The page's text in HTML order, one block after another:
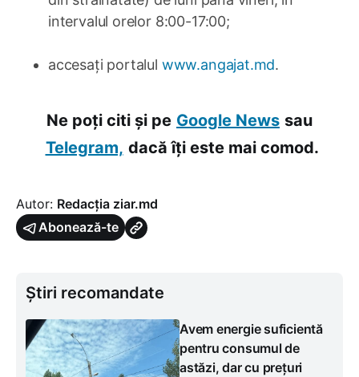
intervalul orelor 8:00-17:00;
accesați portalul www.angajat.md.
Ne poți citi și pe Google News sau
Telegram, dacă îți este mai comod.
Autor: Redacția ziar.md
Abonează-te
Știri recomandate
Avem energie suficientă
pentru consumul de
astăzi, dar cu prețuri